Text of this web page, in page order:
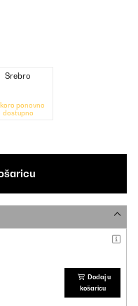
Srebro
ponovno
dostupno
Dodaj u
košaricu